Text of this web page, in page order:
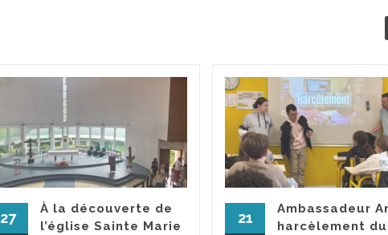
27
À la découverte de
l’église Sainte Marie
21
Ambassadeur
harcèlement du